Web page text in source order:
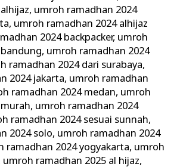
, umroh ramadhan 2024
, umroh ramadhan 2024 alhijaz
2024 backpacker, umroh
, umroh ramadhan 2024
ramadhan 2024 dari surabaya,
2024 jakarta, umroh ramadhan
ramadhan 2024 medan, umroh
, umroh ramadhan 2024
ramadhan 2024 sesuai sunnah,
2024 solo, umroh ramadhan 2024
ramadhan 2024 yogyakarta, umroh
umroh ramadhan 2025 al hijaz,